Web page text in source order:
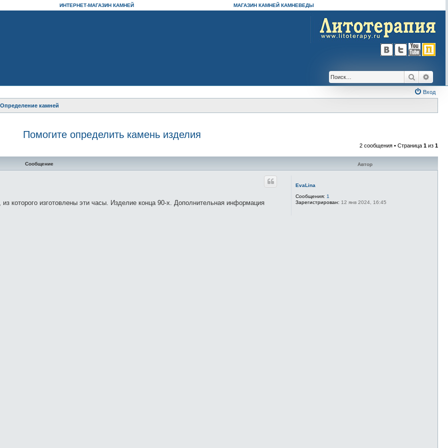
ИНТЕРНЕТ-МАГАЗИН КАМНЕЙ МАГАЗИН КАМНЕЙ КАМНЕВЕДЫ
Поиск
Вход
камней
Помогите определить камень изделия
2 сообщения • Страница 1 из 1
Сообщение Автор
EvaLina
Сообщения: 1
Зарегистрирован: 12 янв 2024, 16:45
которого изготовлены эти часы. Изделие конца 90-х. Дополнительная информация